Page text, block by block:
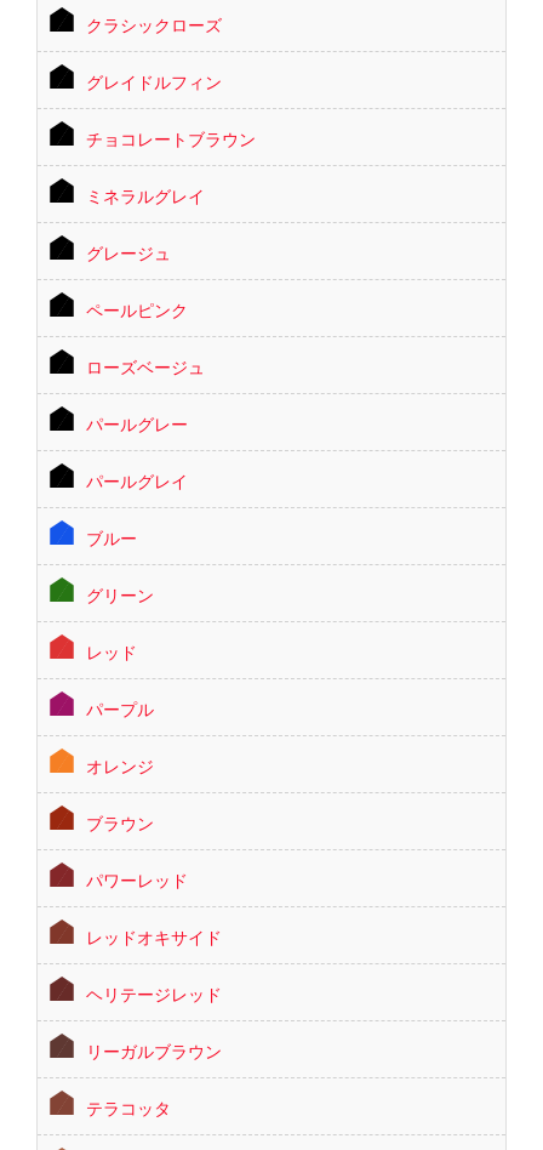
クラシックローズ
グレイドルフィン
チョコレートブラウン
ミネラルグレイ
グレージュ
ペールピンク
ローズベージュ
パールグレー
パールグレイ
ブルー
グリーン
レッド
パープル
オレンジ
ブラウン
パワーレッド
レッドオキサイド
ヘリテージレッド
リーガルブラウン
テラコッタ